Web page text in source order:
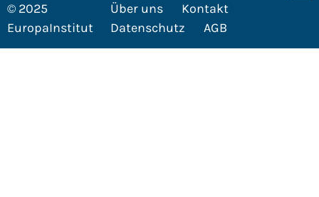
© 2025
EuropaInstitut
Über uns
Kontakt
Datenschutz
AGB